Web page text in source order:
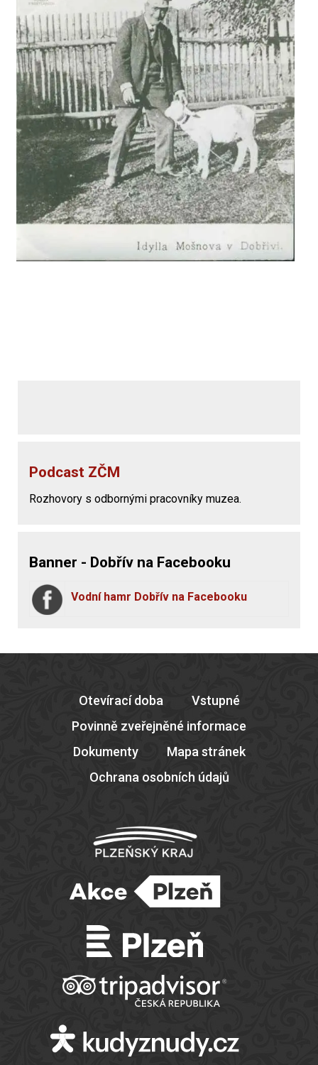
Podcast ZČM
Rozhovory s odbornými pracovníky muzea.
Banner - Dobřív na Facebooku
Vodní hamr Dobřív na Facebooku
Otevírací doba
Vstupné
Povinně zveřejněné informace
Dokumenty
Mapa stránek
Ochrana osobních údajů